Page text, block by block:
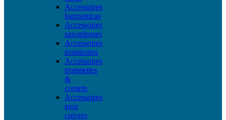
Accessoires
harmonicas
Accessoires
saxophones
Accessoires
trombones
Accessoires
trompettes
&
cornets
Accessoires
gros
cuivres